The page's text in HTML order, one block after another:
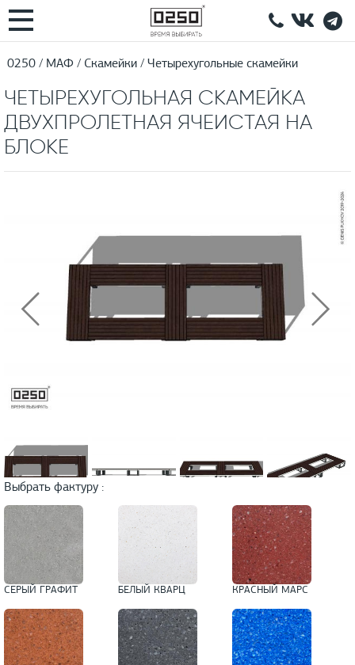
0250 МАФ Скамейки Четырехугольные скамейки
ЧЕТЫРЕХУГОЛЬНАЯ СКАМЕЙКА
ДВУХПРОЛЕТНАЯ ЯЧЕИСТАЯ НА
БЛОКЕ
Выбрать фактуру :
СЕРЫЙ ГРАФИТ БЕЛЫЙ КВАРЦ КРАСНЫЙ МАРС